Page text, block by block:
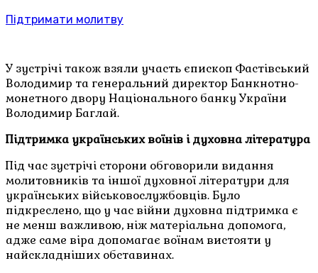
Підтримати молитву
У зустрічі також взяли участь єпископ Фастівський
Володимир та генеральний директор Банкнотно-
монетного двору Національного банку України
Володимир Баглай.
Підтримка українських воїнів і духовна література
Під час зустрічі сторони обговорили видання
молитовників та іншої духовної літератури для
українських військовослужбовців. Було
підкреслено, що у час війни духовна підтримка є
не менш важливою, ніж матеріальна допомога,
адже саме віра допомагає воїнам вистояти у
найскладніших обставинах.